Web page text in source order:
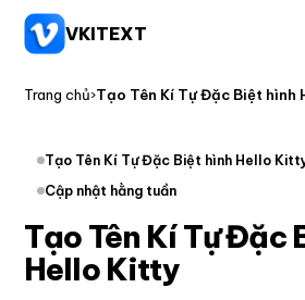
VKITEXT
Trang chủ›Tạo Tên Kí Tự Đặc Biệt hình
Tạo Tên Kí Tự Đặc Biệt hình Hello
Cập nhật hằng tuần
Tạo Tên Kí Tự Đặc
Hello Kitty